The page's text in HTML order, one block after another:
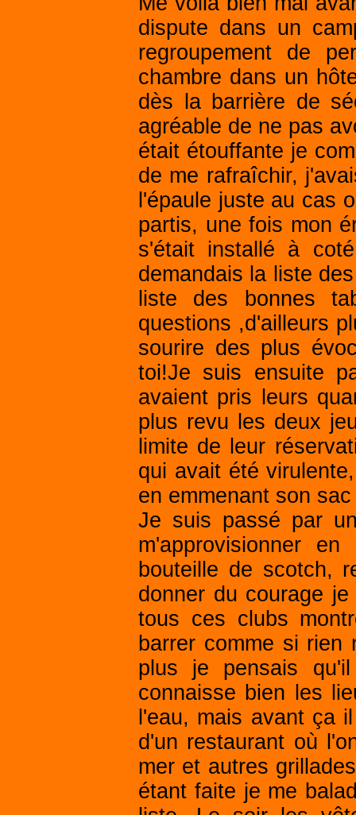
dispute dans un
regroupement de
chambre dans un
dès la barrière de
agréable de ne pas
était étouffante je
de me rafraîchir,
l'épaule juste au cas
partis, une fois mon
s'était installé à
demandais la liste
liste des bonnes
questions ,d'ailleurs
sourire des plus
toi!Je suis ensuite
avaient pris leurs
plus revu les deux
limite de leur
qui avait été
en emmenant son
Je suis passé par
m'approvisionner
bouteille de scotch,
donner du courage
tous ces clubs
barrer comme si
plus je pensais
connaisse bien les
l'eau, mais avant ça
d'un restaurant où
mer et autres
étant faite je me